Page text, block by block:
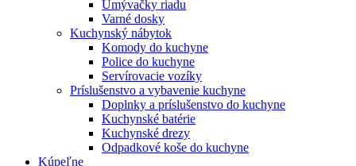
Umývačky riadu
Varné dosky
Kuchynský nábytok
Komody do kuchyne
Police do kuchyne
Servírovacie vozíky
Príslušenstvo a vybavenie kuchyne
Doplnky a príslušenstvo do kuchyne
Kuchynské batérie
Kuchynské drezy
Odpadkové koše do kuchyne
Kúpeľne